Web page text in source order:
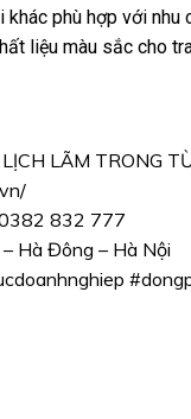
phù hợp với nhu
liệu màu sắc cho
LÃM TRONG
832 777
Hà Đông – Hà Nội